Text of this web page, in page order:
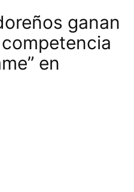
ganan
en